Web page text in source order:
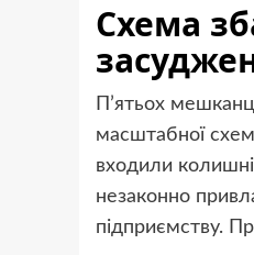
Схема
П’ятьох
масштабної
входили колишні
незаконно
підприємству.